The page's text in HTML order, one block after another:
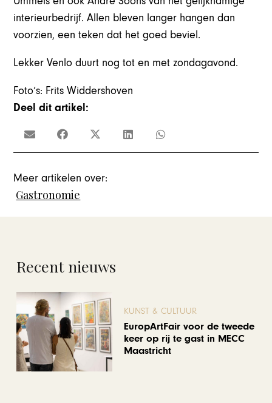
interieurbedrijf. Allen bleven langer hangen dan
voorzien, een teken dat het goed beviel.
Lekker Venlo duurt nog tot en met zondagavond.
Foto’s: Frits Widdershoven
Deel dit artikel:
Meer artikelen over:
Gastronomie
Recent nieuws
KUNST & CULTUUR
EuropArtFair voor de tweede
keer op rij te gast in MECC
Maastricht